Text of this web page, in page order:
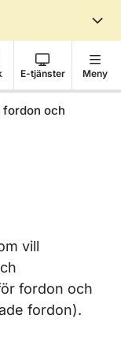
E-tjänster Meny
och
vill
fordon och
fordon).